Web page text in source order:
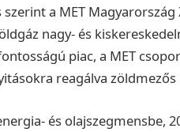
a MET
nagy- és
piac, a MET
reagálva
és olajszegmensbe,